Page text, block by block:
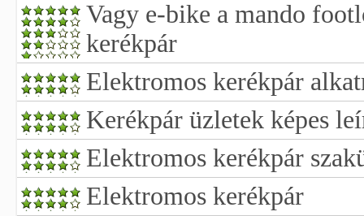
Vagy e-bike a mando
kerékpár
Elektromos kerékpár
Kerékpár üzletek képes
Elektromos kerékpár
Elektromos kerékpár